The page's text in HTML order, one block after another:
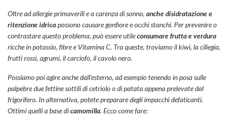
Oltre ad allergie primaverili e a carenza di sonno, anche disidratazione e
ritenzione idricapossono causare gonfiore e occhi stanchi. Per prevenire o
contrastare questo problema, può essere utileconsumare frutta e verdura
ricche in potassio, fibre e Vitamina C. Tra queste, troviamo il kiwi, la ciliegia,
frutti rossi, agrumi, il carciofo, il cavolo nero.
Possiamo poi agire anche dall’esterno, ad esempio tenendo in posa sulle
palpebre due fettine sottili di cetriolo o di patata appena prelevate dal
frigorifero. In alternativa, potete preparare degli impacchi defaticanti.
Ottimi quelli a base dicamomilla. Ecco come fare: